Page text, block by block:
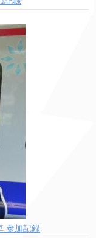
参加記録